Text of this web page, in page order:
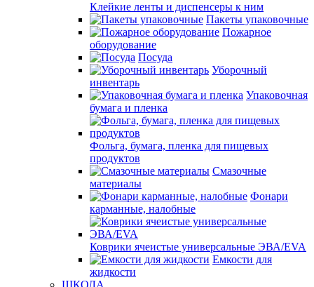
Клейкие ленты и диспенсеры к ним
Пакеты упаковочные
Пожарное
оборудование
Посуда
Уборочный
инвентарь
Упаковочная
бумага и пленка
Фольга, бумага, пленка для пищевых
продуктов
Смазочные
материалы
Фонари
карманные, налобные
Коврики ячеистые универсальные ЭВА/EVA
Емкости для
жидкости
ШКОЛА